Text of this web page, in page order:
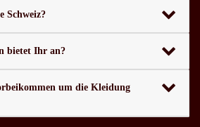
Schweiz?
bietet Ihr an?
um die Kleidung